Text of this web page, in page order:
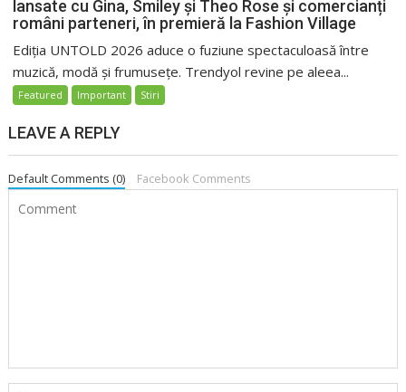
lansate cu Gina, Smiley și Theo Rose și comercianți
români parteneri, în premieră la Fashion Village
Ediția UNTOLD 2026 aduce o fuziune spectaculoasă între
muzică, modă și frumusețe. Trendyol revine pe aleea...
Featured Important Stiri
LEAVE A REPLY
Default Comments (0) Facebook Comments